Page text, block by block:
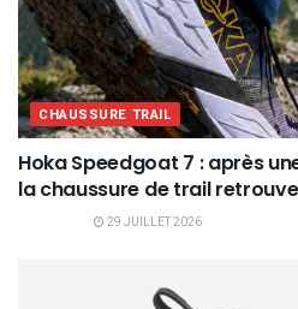
CHAUSSURE TRAIL
Hoka Speedgoat 7 : après
la chaussure de trail
29 JUILLET 2026